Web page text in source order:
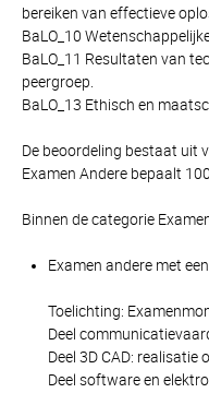
bereiken van effectieve
BaLO_10
BaLO_11 Resultaten van
peergroep.
BaLO_13 Ethisch en
De beoordeling bestaat uit
Examen Andere bepaalt
Binnen de categorie
Examen andere met
Toelichting:
Deel
Deel 3D CAD:
Deel software en